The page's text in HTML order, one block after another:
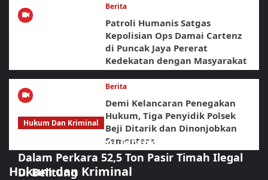
Berita
Patroli Humanis Satgas
Kepolisian Ops Damai Cartenz
di Puncak Jaya Pererat
Kedekatan dengan Masyarakat
Berita
Demi Kelancaran Penegakan
Hukum, Tiga Penyidik Polsek
Beji Ditarik dan Dinonjobkan
Sementara
Hukum dan Kriminal
Hukum Dan Kriminal
Polda Babel Resmi Tetapkan 4 Tersangka
Dalam Perkara 52,5 Ton Pasir Timah Ilegal
Di Belitung